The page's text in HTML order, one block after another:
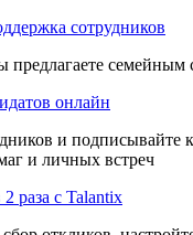
сотрудников
предлагаете семейным
онлайн
и подписывайте
и личных встреч
раза с Talantix